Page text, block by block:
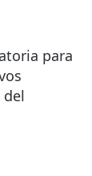
para
del